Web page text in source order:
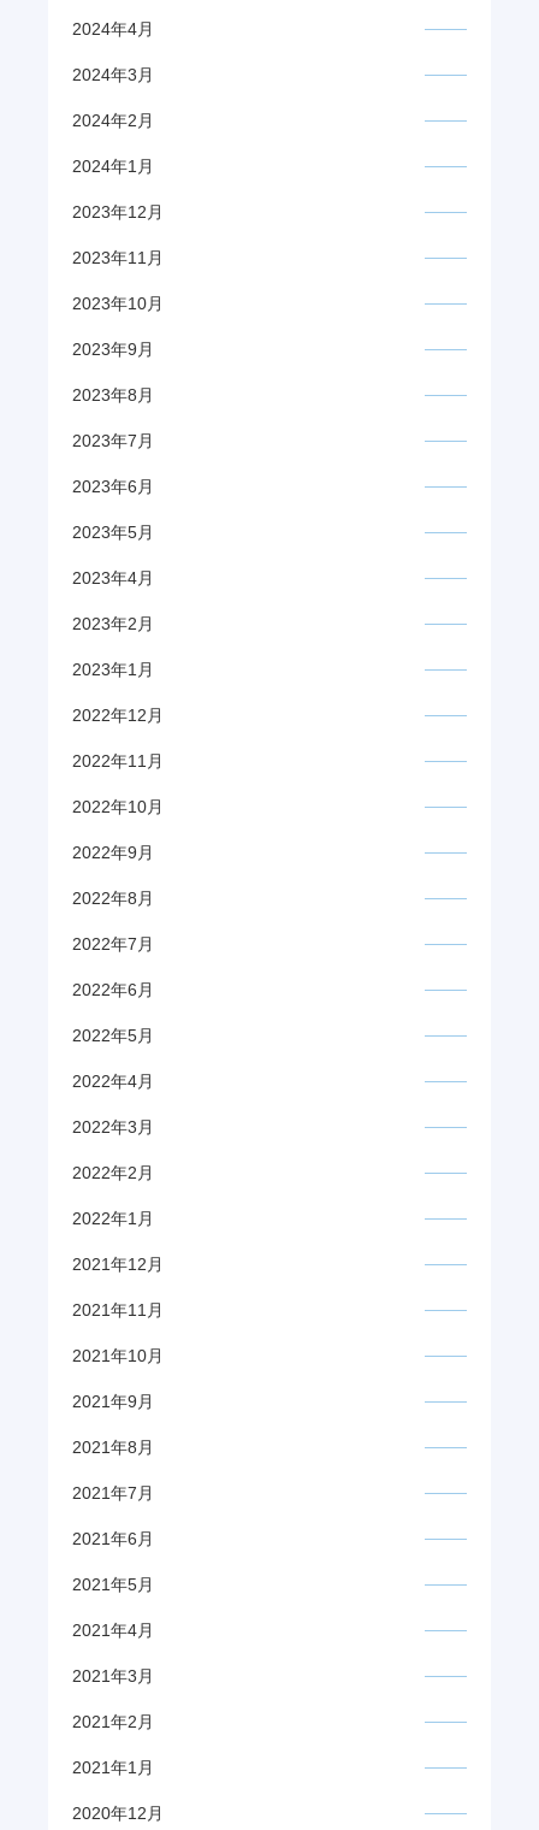
2024年4月
2024年3月
2024年2月
2024年1月
2023年12月
2023年11月
2023年10月
2023年9月
2023年8月
2023年7月
2023年6月
2023年5月
2023年4月
2023年2月
2023年1月
2022年12月
2022年11月
2022年10月
2022年9月
2022年8月
2022年7月
2022年6月
2022年5月
2022年4月
2022年3月
2022年2月
2022年1月
2021年12月
2021年11月
2021年10月
2021年9月
2021年8月
2021年7月
2021年6月
2021年5月
2021年4月
2021年3月
2021年2月
2021年1月
2020年12月